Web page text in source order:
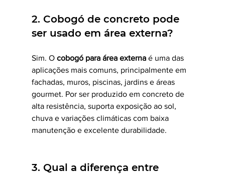
2. Cobogó de concreto pode
ser usado em área externa?
Sim. O cobogó para área externa é uma das
aplicações mais comuns, principalmente em
fachadas, muros, piscinas, jardins e áreas
gourmet. Por ser produzido em concreto de
alta resistência, suporta exposição ao sol,
chuva e variações climáticas com baixa
manutenção e excelente durabilidade.
3. Qual a diferença entre